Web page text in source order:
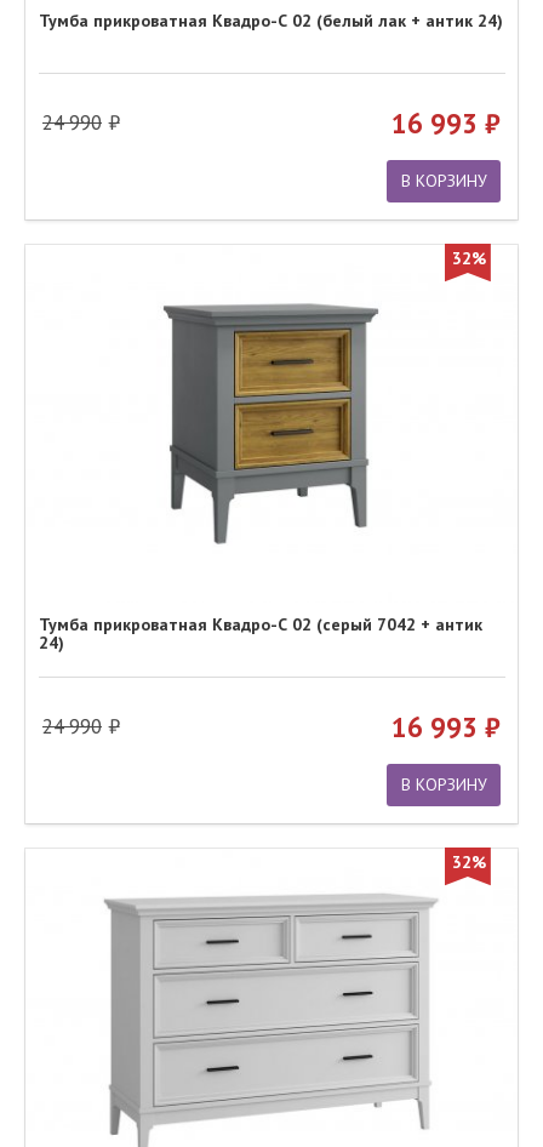
Тумба прикроватная Квадро-С 02 (белый лак + антик 24)
24 990 16 993
В КОРЗИНУ
32%
Тумба прикроватная Квадро-С 02 (серый 7042 + антик
24)
24 990 16 993
В КОРЗИНУ
32%